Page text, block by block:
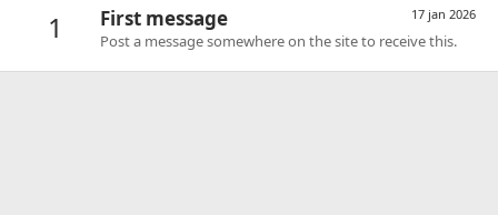
1 17 jan 2026
First message
Post a message somewhere on the site to receive this.